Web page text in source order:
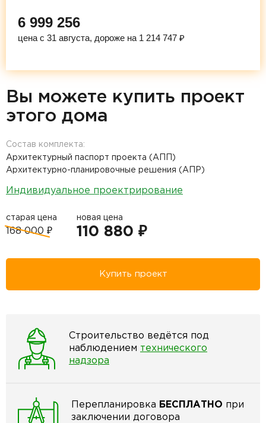
6 999 256
цена с 31 августа, дороже на 1 214 747 ₽
Вы можете купить проект
этого дома
Состав комплекта:
Архитектурный паспорт проекта (АПП)
Архитектурно-планировочные решения (АПР)
Индивидуальное проектрирование
старая цена
168 000 ₽
новая цена
110 880 ₽
Купить проект
Строительство ведётся под
наблюдением технического
надзора
Перепланировка БЕСПЛАТНО при
заключении договора